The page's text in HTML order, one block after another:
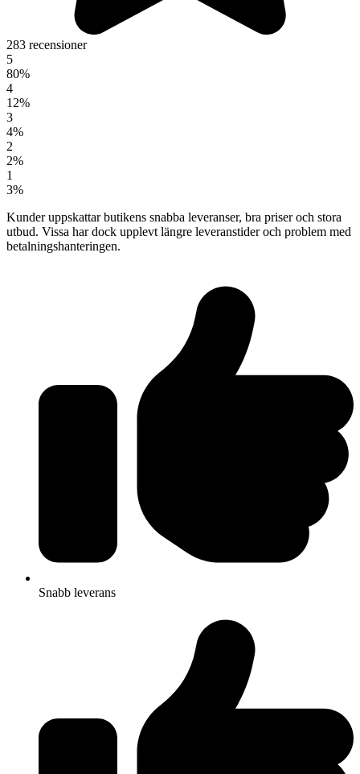
283 recensioner
5
80%
4
12%
3
4%
2
2%
1
3%
Kunder uppskattar butikens snabba leveranser, bra priser och stora
utbud. Vissa har dock upplevt längre leveranstider och problem med
betalningshanteringen.
Snabb leverans